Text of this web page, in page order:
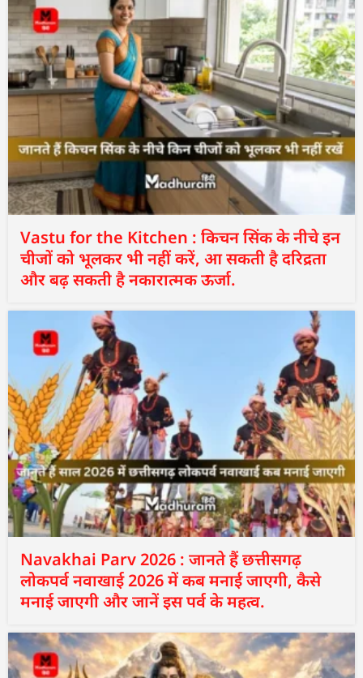
Vastu for the Kitchen : किचन सिंक के नीचे इन
चीजों को भूलकर भी नहीं करें, आ सकती है दरिद्रता
और बढ़ सकती है नकारात्मक ऊर्जा.
Navakhai Parv 2026 : जानते हैं छत्तीसगढ़
लोकपर्व नवाखाई 2026 में कब मनाई जाएगी, कैसे
मनाई जाएगी और जानें इस पर्व के महत्व.